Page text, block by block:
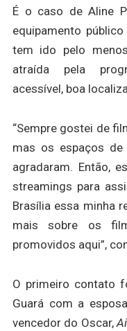
É o caso de Aline
equipamento
tem ido pelo
atraída pela
acessível, boa
“Sempre gostei de
mas os espaços
agradaram. Então,
streamings para
Brasília essa minha
mais sobre os
promovidos aqui”,
O primeiro contato
Guará com a
vencedor do Oscar,